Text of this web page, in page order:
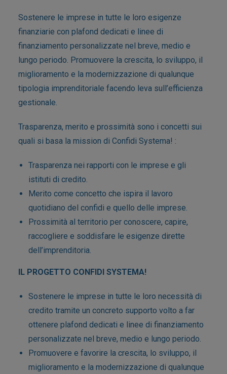
Sostenere le imprese in tutte le loro esigenze
finanziarie con plafond dedicati e linee di
finanziamento personalizzate nel breve, medio e
lungo periodo. Promuovere la crescita, lo sviluppo, il
miglioramento e la modernizzazione di qualunque
tipologia imprenditoriale facendo leva sull’efficienza
gestionale.
Trasparenza, merito e prossimità sono i concetti sui
quali si basa la mission di Confidi Systema! :
Trasparenza nei rapporti con le imprese e gli
istituti di credito.
Merito come concetto che ispira il lavoro
quotidiano del confidi e quello delle imprese.
Prossimità al territorio per conoscere, capire,
raccogliere e soddisfare le esigenze dirette
dell’imprenditoria.
IL PROGETTO CONFIDI SYSTEMA!
Sostenere le imprese in tutte le loro necessità di
credito tramite un concreto supporto volto a far
ottenere plafond dedicati e linee di finanziamento
personalizzate nel breve, medio e lungo periodo.
Promuovere e favorire la crescita, lo sviluppo, il
miglioramento e la modernizzazione di qualunque